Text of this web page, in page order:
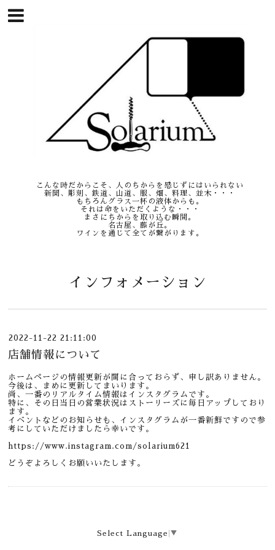
こんな時だからこそ、人のちからを感じずにはいられない
新聞、彫刻、鉄道、山道、服、畑、料理、並木・・・
もちろんグラス一杯の液体からも。
それは命をいただくような・・・
まさにちからを取り込む瞬間。
名古屋、藤が丘。
ワインを通じて全てが繋がります。
インフォメーション
2022-11-22 21:11:00
店舗情報について
ホームページの情報更新が間に合っておらず、申し訳ありません。
今後は、まめに更新してまいります。
尚、一番のリアルタイム情報はインスタグラムです。
特に、その日当日の営業状況はストーリーズに毎日アップしており
ます。
イベントなどのお知らせも、インスタグラムが一番新鮮ですので参
考にしていただけましたら幸いです。
https://www.instagram.com/solarium621
どうぞよろしくお願いいたします。
Select Language ▼